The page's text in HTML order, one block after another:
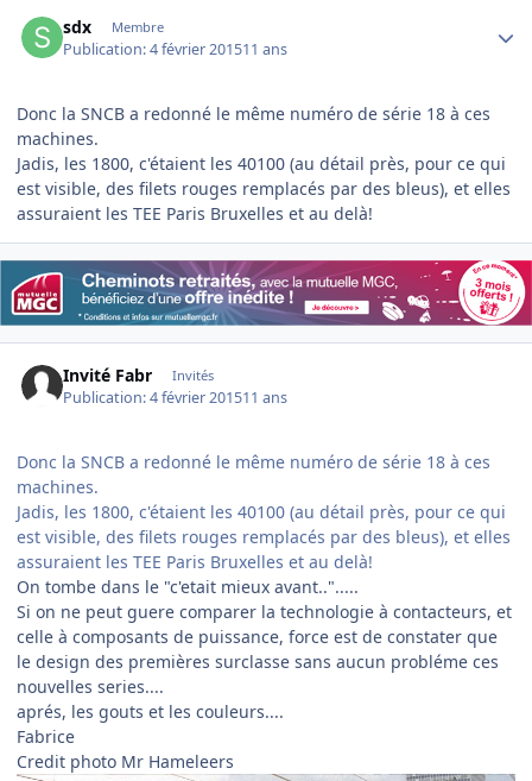
sdx Membre
Publication:4 février 201511 ans
Donc la SNCB a redonné le même numéro de série 18 à ces
machines.
Jadis, les 1800, c'étaient les 40100 (au détail près, pour ce qui
est visible, des filets rouges remplacés par des bleus), et elles
assuraient les TEE Paris Bruxelles et au delà!
Invité Fabr Invités
Publication:4 février 201511 ans
Donc la SNCB a redonné le même numéro de série 18 à ces
machines.
Jadis, les 1800, c'étaient les 40100 (au détail près, pour ce qui
est visible, des filets rouges remplacés par des bleus), et elles
assuraient les TEE Paris Bruxelles et au delà!
On tombe dans le "c'etait mieux avant..".....
Si on ne peut guere comparer la technologie à contacteurs, et
celle à composants de puissance, force est de constater que
le design des premières surclasse sans aucun probléme ces
nouvelles series....
aprés, les gouts et les couleurs....
Fabrice
Credit photo Mr Hameleers